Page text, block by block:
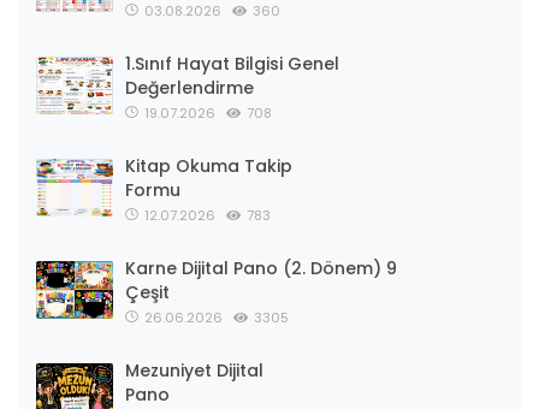
03.08.2026 360
1.Sınıf Hayat Bilgisi Genel
Değerlendirme
19.07.2026 708
Kitap Okuma Takip
Formu
12.07.2026 783
Karne Dijital Pano (2. Dönem) 9
Çeşit
26.06.2026 3305
Mezuniyet Dijital
Pano